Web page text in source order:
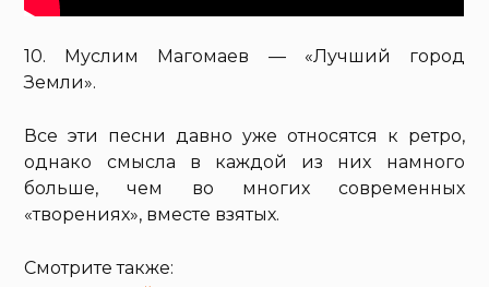
10. Муслим Магомаев — «Лучший город
Земли».
Все эти песни давно уже относятся к ретро,
однако смысла в каждой из них намного
больше, чем во многих современных
«творениях», вместе взятых.
Смотрите также: